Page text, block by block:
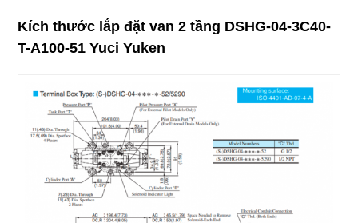
Kích thước lắp đặt van 2 tầng DSHG-04-3C40-
T-A100-51 Yuci Yuken